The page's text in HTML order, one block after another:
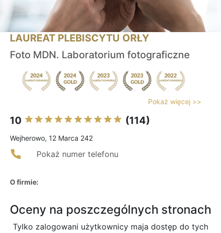
LAUREAT PLEBISCYTU ORŁY
Foto MDN. Laboratorium fotograficzne
Pokaż więcej >>
10 (114)
Wejherowo, 12 Marca 242
Pokaż numer telefonu
O firmie:
Oceny na poszczególnych stronach
Tylko zalogowani użytkownicy maja dostęp do tych